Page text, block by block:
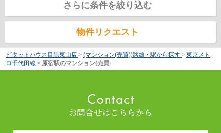
さらに条件を絞り込む
物件リクエスト
ピタットハウス目黒東山店 > (マンション(売買))路線・駅から探す > 東京メト
ロ千代田線 > 原宿駅のマンション(売買)
お問合せはこちらから